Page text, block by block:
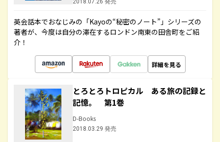
2018.07.26 発売
英会話本でおなじみの「Kayoの“秘密のノート”」シリーズの
著者が、今度は自分の滞在するロンドン南東の田舎町をご紹
介！
詳細を見る
とろとろトロピカル ある旅の記録と
記憶。 第1巻
D-Books
2018.03.29 発売